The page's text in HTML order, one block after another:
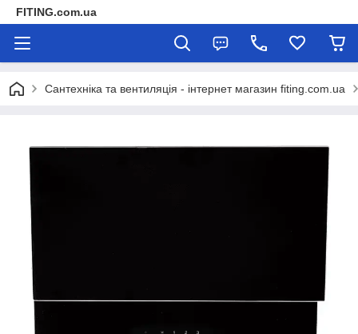
FITING.com.ua
Сантехніка та вентиляція - інтернет магазин fiting.com.ua